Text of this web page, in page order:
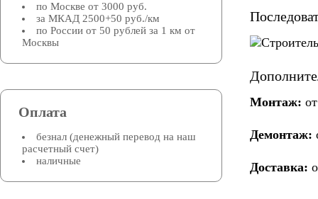
по Москве от 3000 руб.
за МКАД 2500+50 руб./км
по России от 50 рублей за 1 км от
Москвы
Оплата
безнал (денежный перевод на наш
расчетный счет)
наличные
Монтаж:
Демонтаж:
Доставка: